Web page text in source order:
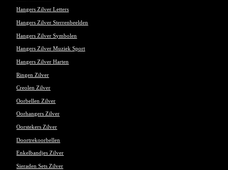
Hangers Zilver Letters
Hangers Zilver Sterrenbeelden
Hangers Zilver Symbolen
Hangers Zilver Muziek Sport
Hangers Zilver Harten
Ringen Zilver
Creolen Zilver
Oorbellen Zilver
Oorhangers Zilver
Oorstekers Zilver
Doortrekoorbellen
Enkelbandjes Zilver
Sieraden Sets Zilver